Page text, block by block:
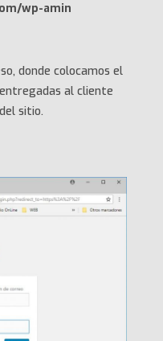
wp-amin
donde colocamos el
al cliente
sitio.